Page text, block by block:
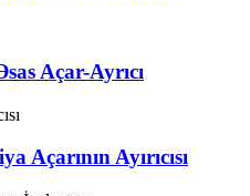
Açar-Ayrıcı
Ayırıcısı